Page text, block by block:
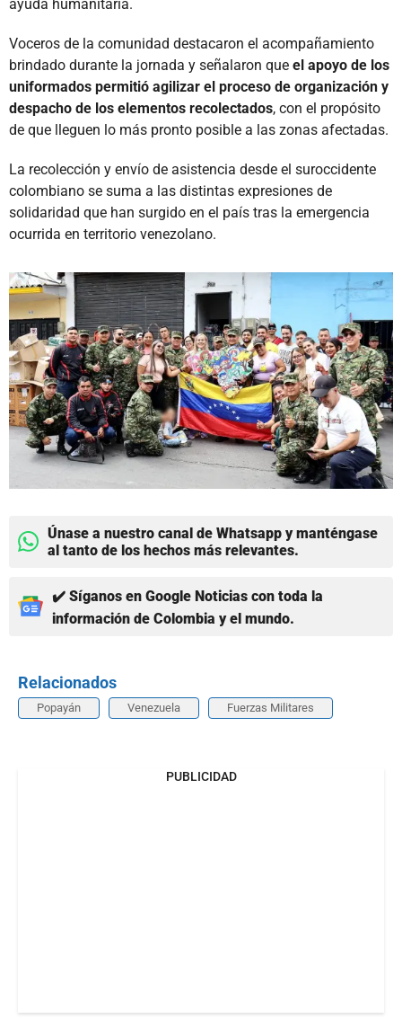
ayuda humanitaria.
Voceros de la comunidad destacaron el acompañamiento
brindado durante la jornada y señalaron que el apoyo de los
uniformados permitió agilizar el proceso de organización y
despacho de los elementos recolectados, con el propósito
de que lleguen lo más pronto posible a las zonas afectadas.
La recolección y envío de asistencia desde el suroccidente
colombiano se suma a las distintas expresiones de
solidaridad que han surgido en el país tras la emergencia
ocurrida en territorio venezolano.
Únase a nuestro canal de Whatsapp y manténgase
al tanto de los hechos más relevantes.
✔️ Síganos en Google Noticias con toda la
información de Colombia y el mundo.
Relacionados
Popayán Venezuela Fuerzas Militares
PUBLICIDAD